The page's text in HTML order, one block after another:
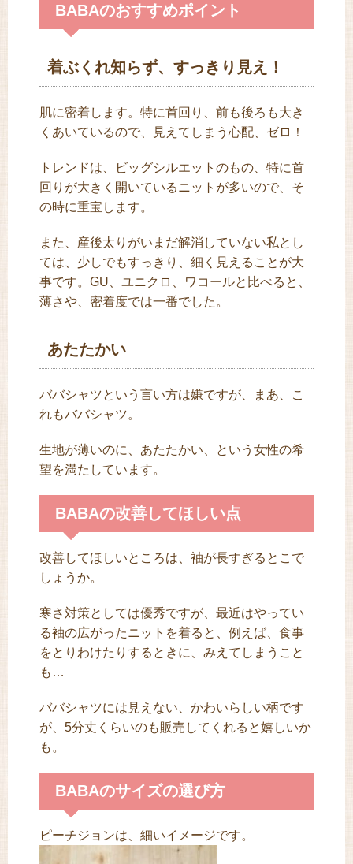
BABAのおすすめポイント
着ぶくれ知らず、すっきり見え！
肌に密着します。特に首回り、前も後ろも大き
くあいているので、見えてしまう心配、ゼロ！
トレンドは、ビッグシルエットのもの、特に首
回りが大きく開いているニットが多いので、そ
の時に重宝します。
また、産後太りがいまだ解消していない私とし
ては、少しでもすっきり、細く見えることが大
事です。GU、ユニクロ、ワコールと比べると、
薄さや、密着度では一番でした。
あたたかい
ババシャツという言い方は嫌ですが、まあ、こ
れもババシャツ。
生地が薄いのに、あたたかい、という女性の希
望を満たしています。
BABAの改善してほしい点
改善してほしいところは、袖が長すぎるとこで
しょうか。
寒さ対策としては優秀ですが、最近はやってい
る袖の広がったニットを着ると、例えば、食事
をとりわけたりするときに、みえてしまうこと
も…
ババシャツには見えない、かわいらしい柄です
が、5分丈くらいのも販売してくれると嬉しいか
も。
BABAのサイズの選び方
ピーチジョンは、細いイメージです。